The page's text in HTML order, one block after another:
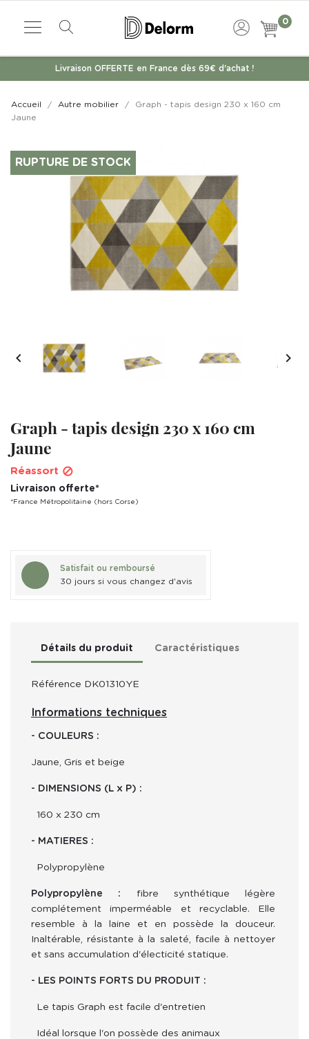
0
Livraison OFFERTE en France dès 69€ d'achat !
Accueil Autre mobilier
Graph - tapis design 230 x 160 cm
Jaune
RUPTURE DE STOCK
 
Graph - tapis design 230 x 160 cm
Jaune
Réassort 
Livraison offerte*
*France Métropolitaine (hors Corse)
Satisfait ou remboursé
30 jours si vous changez d'avis
Détails du produit Caractéristiques
Référence DK01310YE
Informations techniques
- COULEURS :
Jaune, Gris et beige
- DIMENSIONS (L x P) :
160 x 230 cm
- MATIERES :
Polypropylène
Polypropylène : fibre synthétique légère
complétement imperméable et recyclable. Elle
resemble à la laine et en possède la douceur.
Inaltérable, résistante à la saleté, facile à nettoyer
et sans accumulation d'électicité statique.
- LES POINTS FORTS DU PRODUIT :
Le tapis Graph est facile d'entretien
Idéal lorsque l'on possède des animaux